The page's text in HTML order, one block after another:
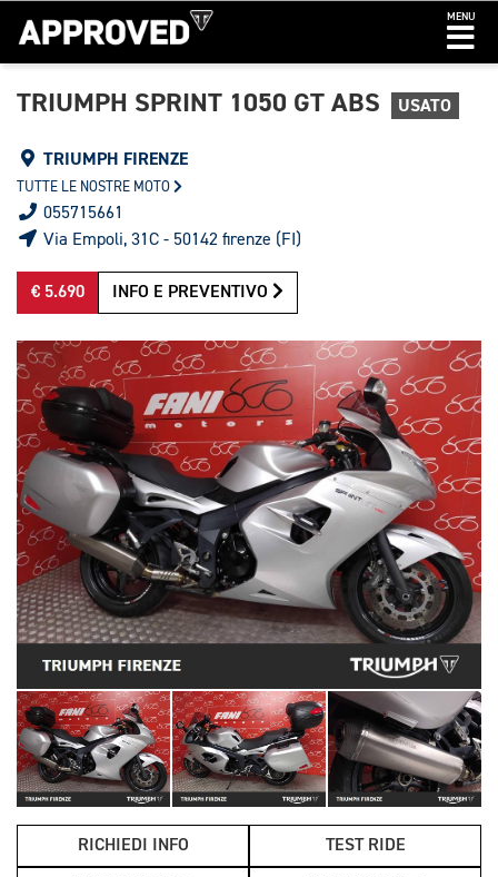
MENU
TRIUMPH SPRINT 1050 GT ABS USATO
TRIUMPH FIRENZE
TUTTE LE NOSTRE MOTO
055715661
Via Empoli, 31C - 50142 firenze (FI)
€ 5.690 INFO E PREVENTIVO
RICHIEDI INFO TEST RIDE